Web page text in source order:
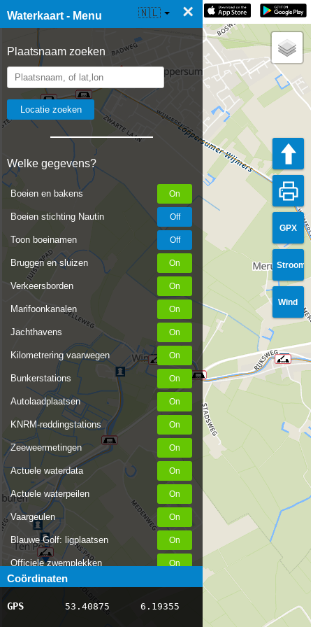
Waterkaart - Menu ×
Plaatsnaam zoeken
Welke gegevens?
Boeien en bakens
Boeien stichting Nautin
Toon boeinamen
Bruggen en sluizen
Verkeersborden
Marifoonkanalen
Jachthavens
Kilometrering vaarwegen
Bunkerstations
Autolaadplaatsen
KNRM-reddingstations
Zeeweermetingen
Actuele waterdata
Actuele waterpeilen
Vaargeulen
Blauwe Golf: ligplaatsen
Officiele zwemplekken
Stremmingen/hinder
AIS scheepsposities
Coördinaten
GPS 53.40875 6.19355
☰ Waterkaart Live 🇳🇱
GPX
Stroom
Wind